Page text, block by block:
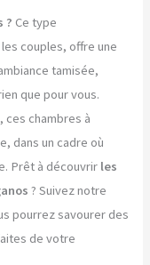
? Ce type
couples, offre une
tamisée,
que pour vous.
chambres à
dans un cadre où
Prêt à découvrir les
? Suivez notre
pourrez savourer des
de votre